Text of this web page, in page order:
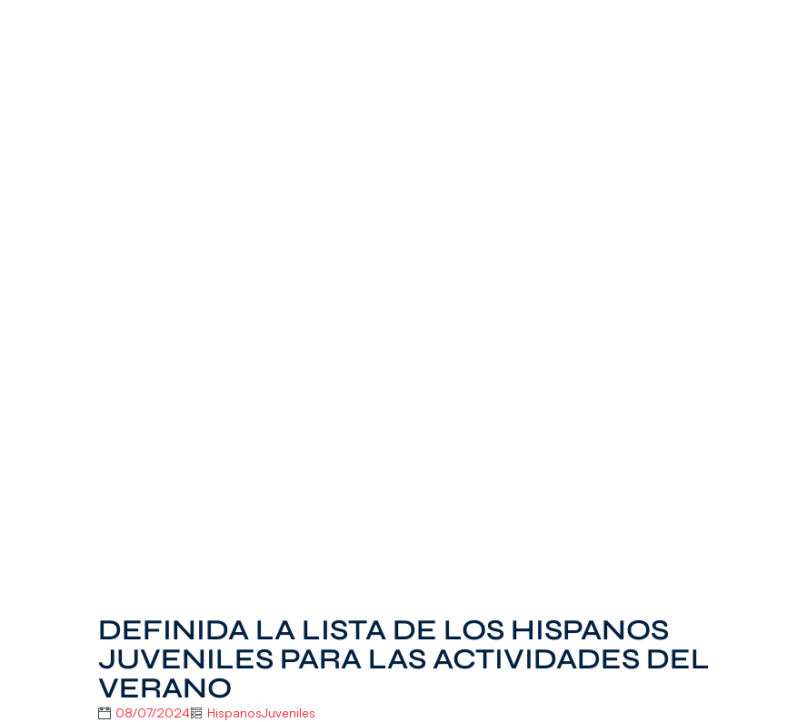
DEFINIDA LA LISTA DE LOS HISPANOS
JUVENILES PARA LAS ACTIVIDADES DEL
VERANO
08/07/2024 HispanosJuveniles